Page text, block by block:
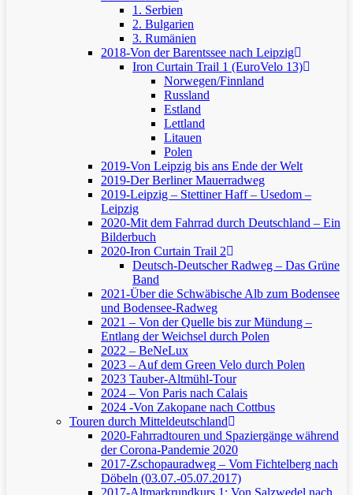
1. Serbien
2. Bulgarien
3. Rumänien
2018-Von der Barentssee nach Leipzig
Iron Curtain Trail 1 (EuroVelo 13)
Norwegen/Finnland
Russland
Estland
Lettland
Litauen
Polen
2019-Von Leipzig bis ans Ende der Welt
2019-Der Berliner Mauerradweg
2019-Leipzig – Stettiner Haff – Usedom –
Leipzig
2020-Mit dem Fahrrad durch Deutschland – Ein
Bilderbuch
2020-Iron Curtain Trail 2
Deutsch-Deutscher Radweg – Das Grüne
Band
2021-Über die Schwäbische Alb zum Bodensee
und Bodensee-Radweg
2021 – Von der Quelle bis zur Mündung –
Entlang der Weichsel durch Polen
2022 – BeNeLux
2023 – Auf dem Green Velo durch Polen
2023 Tauber-Altmühl-Tour
2024 – Von Paris nach Calais
2024 -Von Zakopane nach Cottbus
Touren durch Mitteldeutschland
2020-Fahrradtouren und Spaziergänge während
der Corona-Pandemie 2020
2017-Zschopauradweg – Vom Fichtelberg nach
Döbeln (03.07.-05.07.2017)
2017-Altmarkrundkurs 1: Von Salzwedel nach